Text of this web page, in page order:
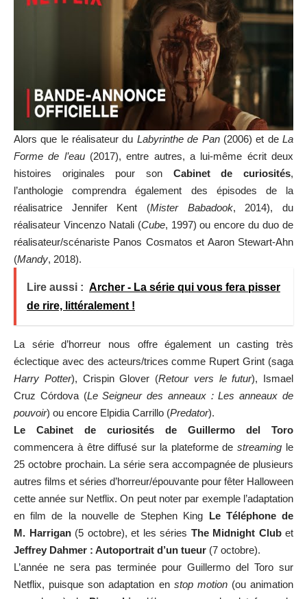
Alors que le réalisateur du Labyrinthe de Pan (2006) et deLa
Forme de l’eau(2017), entre autres, a lui-même écrit deux
histoires originales pour son Cabinet de curiosités,
l’anthologie comprendra également des épisodes de la
réalisatrice Jennifer Kent (Mister Babadook, 2014), du
réalisateur Vincenzo Natali (Cube, 1997) ou encore du duo de
réalisateur/scénariste Panos Cosmatos et Aaron Stewart-Ahn
(Mandy, 2018).
Lire aussi : Archer - La série qui vous fera pisser
de rire, littéralement !
La série d’horreur nous offre également un casting très
éclectique avec des acteurs/trices comme Rupert Grint (saga
Harry Potter), Crispin Glover (Retour vers le futur), Ismael
Cruz Córdova (Le Seigneur des anneaux : Les anneaux de
pouvoir) ou encore Elpidia Carrillo (Predator).
Le Cabinet de curiosités de Guillermo del Toro
commencera à être diffusé sur la plateforme destreaming le
25 octobre prochain. La série sera accompagnée de plusieurs
autres films et séries d’horreur/épouvante pour fêter Halloween
cette année sur Netflix. On peut noter par exemple l’adaptation
en film de la nouvelle de Stephen King Le Téléphone de
M. Harrigan(5 octobre), et les séries The Midnight Clubet
Jeffrey Dahmer : Autoportrait d’un tueur (7 octobre).
L’année ne sera pas terminée pour Guillermo del Toro sur
Netflix, puisque son adaptation en stop motion(ou animation